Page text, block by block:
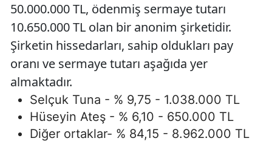
50.000.000 TL, ödenmiş sermaye tutarı
10.650.000 TL olan bir anonim şirketidir.
Şirketin hissedarları, sahip oldukları pay
oranı ve sermaye tutarı aşağıda yer
almaktadır.
Selçuk Tuna - % 9,75 - 1.038.000 TL
Hüseyin Ateş - % 6,10 - 650.000 TL
Diğer ortaklar- % 84,15 - 8.962.000 TL